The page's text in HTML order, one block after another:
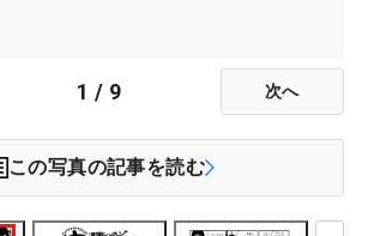
1 / 9 次へ
この写真の記事を読む